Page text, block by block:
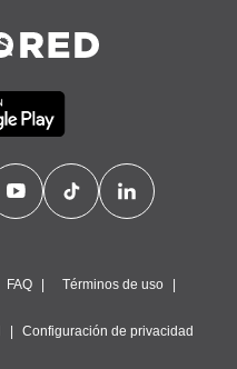
FAQ Términos de uso
Configuración de privacidad